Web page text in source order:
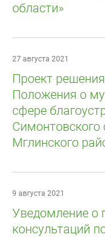
области»
27 августа 2021
Проект
Положения о
сфере
Симонтовского
Мглинского
9 августа 2021
Уведомление о
консультаций